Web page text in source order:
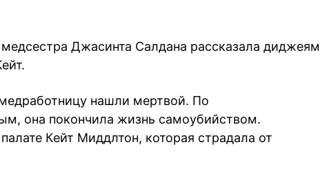
Джасинта Салдана рассказала диджеям
нашли мертвой. По
она покончила жизнь самоубийством.
Кейт Миддлтон, которая страдала от